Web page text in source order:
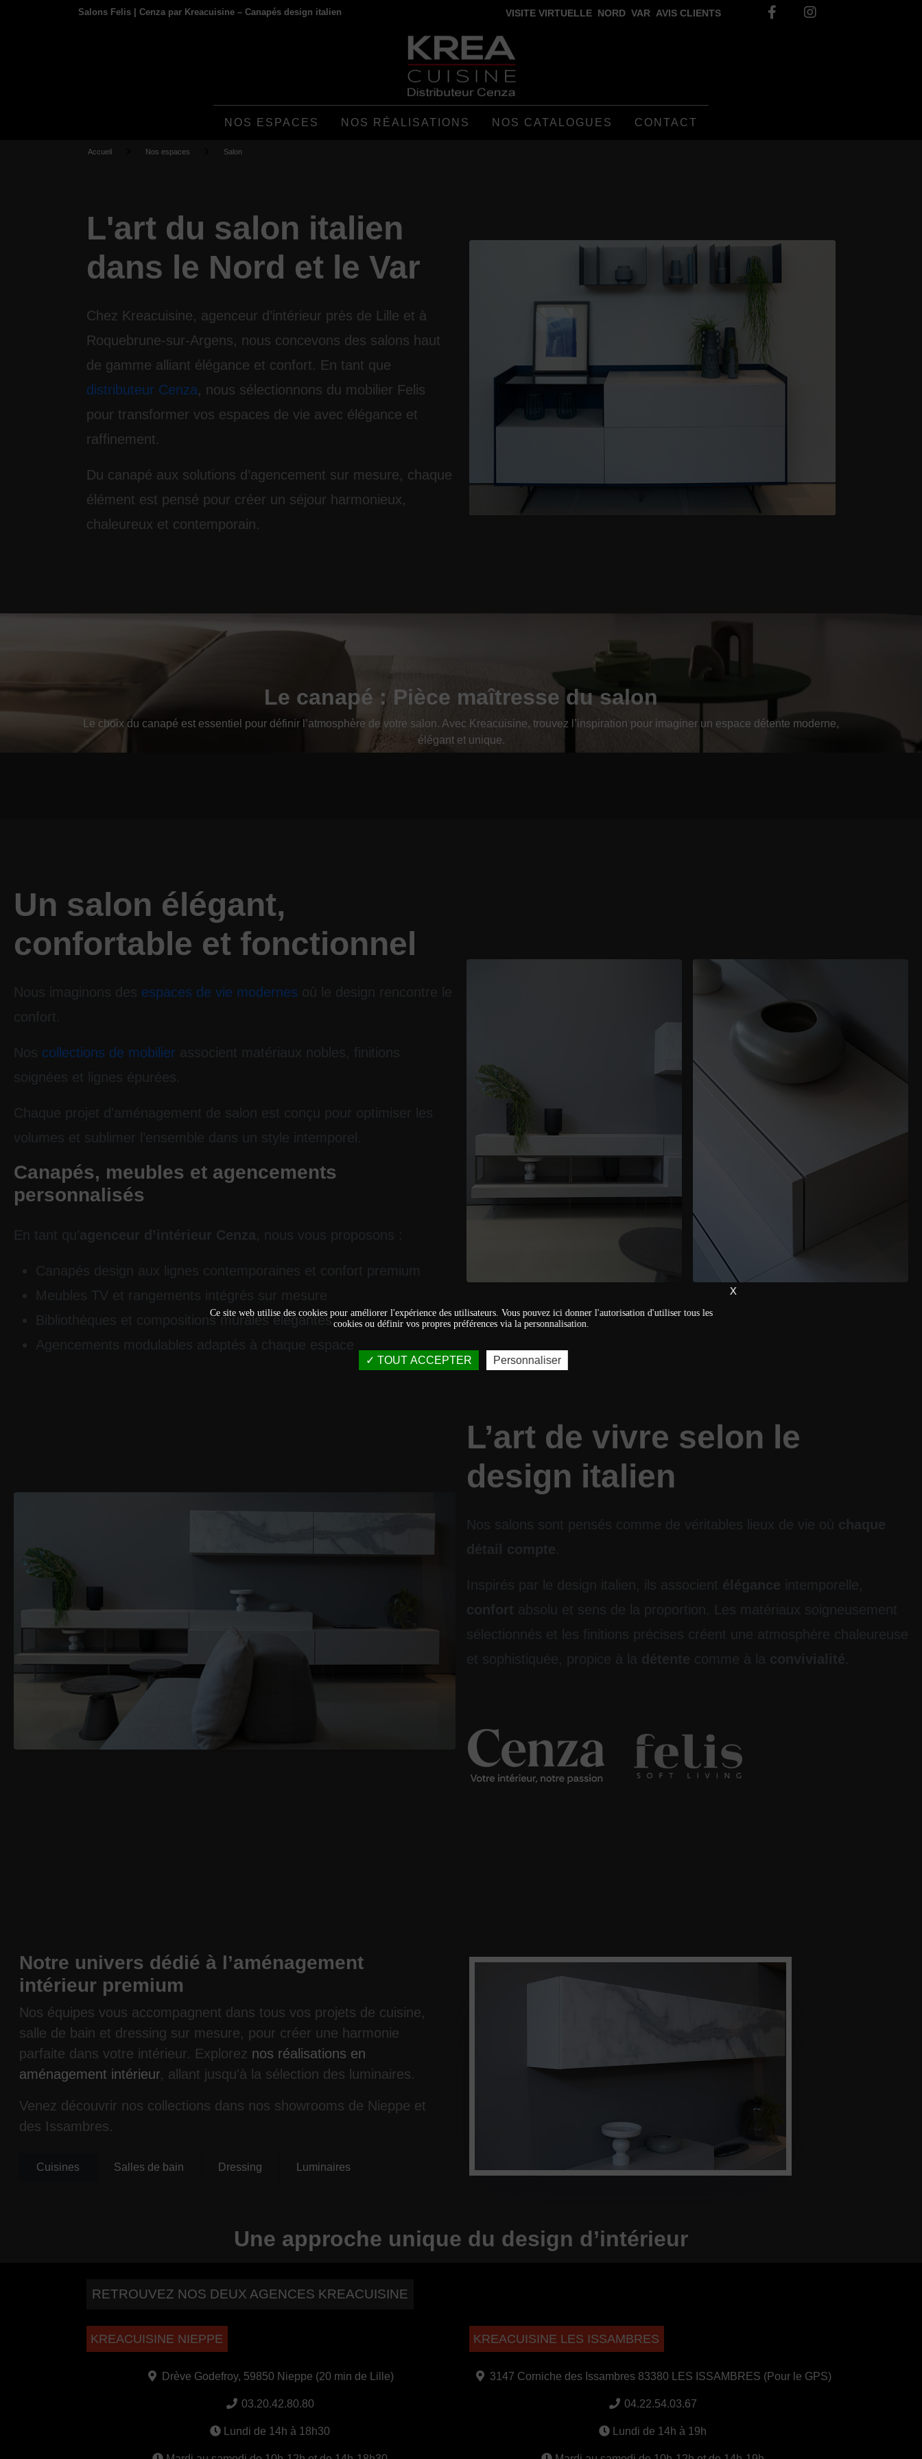
Salons Felis | Cenza par Kreacuisine – Canapés design italien VISITE VIRTUELLE NORD VAR AVIS CLIENTS
NOS ESPACES NOS RÉALISATIONS NOS CATALOGUES CONTACT
Accueil Nos espaces Salon
L'art du salon italien
dans le Nord et le Var
Chez Kreacuisine, agenceur d’intérieur près de Lille et à
Roquebrune-sur-Argens, nous concevons des salons haut
de gamme alliant élégance et confort. En tant que
distributeur Cenza, nous sélectionnons du mobilier Felis
pour transformer vos espaces de vie avec élégance et
raffinement.
Du canapé aux solutions d’agencement sur mesure, chaque
élément est pensé pour créer un séjour harmonieux,
chaleureux et contemporain.
Le canapé : Pièce maîtresse du salon
Le choix du canapé est essentiel pour définir l’atmosphère de votre salon. Avec Kreacuisine, trouvez l’inspiration pour imaginer un espace détente moderne,
élégant et unique.
Un salon élégant,
confortable et fonctionnel
Nous imaginons des espaces de vie modernes où le design rencontre le
confort.
Nos collections de mobilier associent matériaux nobles, finitions
soignées et lignes épurées.
Chaque projet d'aménagement de salon est conçu pour optimiser les
volumes et sublimer l’ensemble dans un style intemporel.
Canapés, meubles et agencements
personnalisés
En tant qu’agenceur d’intérieur Cenza, nous vous proposons :
Canapés design aux lignes contemporaines et confort premium
Meubles TV et rangements intégrés sur mesure
Bibliothèques et compositions murales élégantes
Agencements modulables adaptés à chaque espace
L’art de vivre selon le
design italien
Nos salons sont pensés comme de véritables lieux de vie où chaque
détail compte.
Inspirés par le design italien, ils associent élégance intemporelle,
confort absolu et sens de la proportion. Les matériaux soigneusement
sélectionnés et les finitions précises créent une atmosphère chaleureuse
et sophistiquée, propice à la détente comme à la convivialité.
Notre univers dédié à l’aménagement
intérieur premium
Nos équipes vous accompagnent dans tous vos projets de cuisine,
salle de bain et dressing sur mesure, pour créer une harmonie
parfaite dans votre intérieur. Explorez nos réalisations en
aménagement intérieur, allant jusqu'à la sélection des luminaires.
Venez découvrir nos collections dans nos showrooms de Nieppe et
des Issambres.
Cuisines Salles de bain Dressing Luminaires
Une approche unique du design d’intérieur
RETROUVEZ NOS DEUX AGENCES KREACUISINE
KREACUISINE NIEPPE
Drève Godefroy, 59850 Nieppe (20 min de Lille)
03.20.42.80.80
Lundi de 14h à 18h30
KREACUISINE LES ISSAMBRES
3147 Corniche des Issambres 83380 LES ISSAMBRES (Pour le GPS)
04.22.54.03.67
Lundi de 14h à 19h
Panneau de gestion des cookies
X
Ce site web utilise des cookies pour améliorer l'expérience des utilisateurs. Vous pouvez ici donner l'autorisation d'utiliser tous les
cookies ou définir vos propres préférences via la personnalisation.
TOUT ACCEPTER Personnaliser